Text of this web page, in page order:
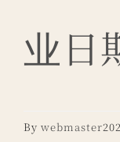
业日
By webmaster